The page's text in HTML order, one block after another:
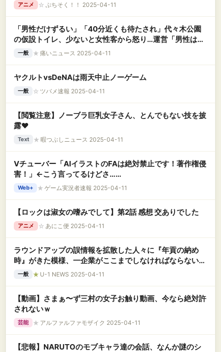
アニメ ☆ ぷちそく！！ 2025-04-11
「男性だけずるい」「40分近くも待たされ」代々木公園
の仮設トイレ、少ないと女性客から怒り…運営「男性は立
小便をされてしまう」
一般 ★ 痛いニュース 2025-04-11
ヤクルトvsDeNAは雨天中止ノーゲーム
一般 ☆ ツバメ速報 2025-04-11
【閲覧注意】ノーブラ巨乳女子さん、とんでもない技を披
露❤
Text ★ 暇つぶしニュース 2025-04-11
Vチューバー「AIイラストのFAは絶対禁止です！著作権侵
害！」←こう言ってるけどさ……
Web+ ★ ゲーム実況者速報 2025-04-11
【ロックは淑女の嗜みでして】第2話 感想 交ありでした
アニメ ☆ あにこ便 2025-04-11
ラウンドアップの誤情報を拡散した人々に『年貢の納め
時』がきた模様、一企業がここまでしなければならないと
は……
一般 ★ U-1 NEWS 2025-04-11
【動画】さまぁ〜ず三村の女子お触り動画、今なら絶対許
されないｗ
芸能 ★ アルファルファモザイク 2025-04-11
【悲報】NARUTOのモブキャラ達の会話、なんか謎のシ